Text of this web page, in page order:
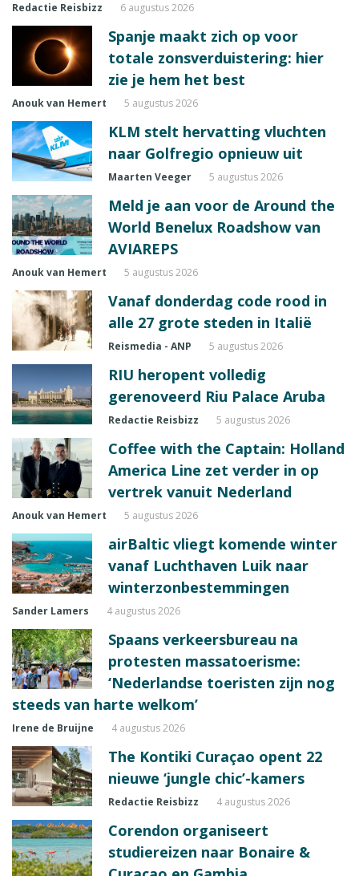
Redactie Reisbizz 6 augustus 2026
Spanje maakt zich op voor
totale zonsverduistering: hier
zie je hem het best
Anouk van Hemert 5 augustus 2026
KLM stelt hervatting vluchten
naar Golfregio opnieuw uit
Maarten Veeger 5 augustus 2026
Meld je aan voor de Around the
World Benelux Roadshow van
AVIAREPS
Anouk van Hemert 5 augustus 2026
Vanaf donderdag code rood in
alle 27 grote steden in Italië
Reismedia - ANP 5 augustus 2026
RIU heropent volledig
gerenoveerd Riu Palace Aruba
Redactie Reisbizz 5 augustus 2026
Coffee with the Captain: Holland
America Line zet verder in op
vertrek vanuit Nederland
Anouk van Hemert 5 augustus 2026
airBaltic vliegt komende winter
vanaf Luchthaven Luik naar
winterzonbestemmingen
Sander Lamers 4 augustus 2026
Spaans verkeersbureau na
protesten massatoerisme:
‘Nederlandse toeristen zijn nog
steeds van harte welkom’
Irene de Bruijne 4 augustus 2026
The Kontiki Curaçao opent 22
nieuwe ‘jungle chic’-kamers
Redactie Reisbizz 4 augustus 2026
Corendon organiseert
studiereizen naar Bonaire &